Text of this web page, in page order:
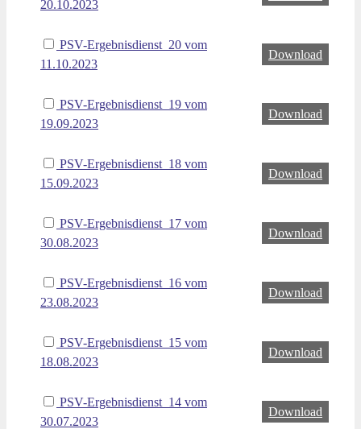
20.10.2023
PSV-Ergebnisdienst_20 vom
11.10.2023
Download
PSV-Ergebnisdienst_19 vom
19.09.2023
Download
PSV-Ergebnisdienst_18 vom
15.09.2023
Download
PSV-Ergebnisdienst_17 vom
30.08.2023
Download
PSV-Ergebnisdienst_16 vom
23.08.2023
Download
PSV-Ergebnisdienst_15 vom
18.08.2023
Download
PSV-Ergebnisdienst_14 vom
30.07.2023
Download